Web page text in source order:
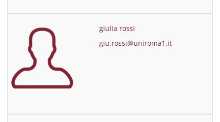
giulia rossi
giu.rossi@uniroma1.it